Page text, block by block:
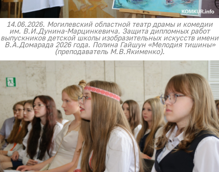
14.06.2026. Могилевский областной театр драмы и комедии
им. В.И.Дунина-Марцинкевича. Защита дипломных работ
выпускников детской школы изобразительных искусств имени
В.А.Домарада 2026 года. Полина Гайшун «Мелодия тишины»
(преподаватель М.В.Якименко).